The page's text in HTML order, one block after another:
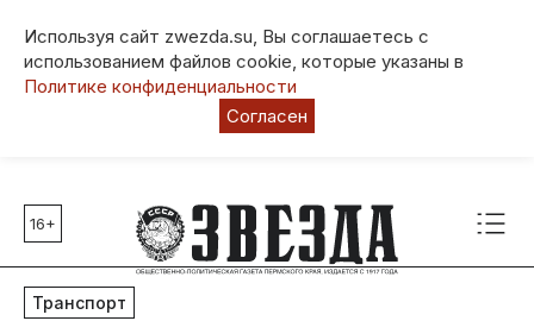
Используя сайт zwezda.su, Вы соглашаетесь с
использованием файлов cookie, которые указаны в
Политике конфиденциальности
Согласен
Главные темы
80 лет Победы
Молодежная столица РФ
16+
Транспорт